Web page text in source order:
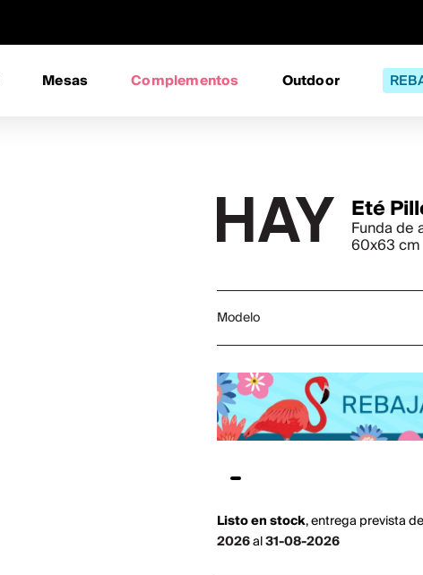
Mesas Complementos Outdoor
Eté
Funda de
60x63 cm
Modelo
Listo en stock,entrega prevista
2026al31-08-2026